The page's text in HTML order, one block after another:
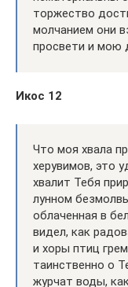
торжество
молчанием они
просвети и мою
Икос 12
Что моя хвала
херувимов, это
хвалит Тебя
лунном
облаченная в
видел, как
и хоры птиц
таинственно о
журчат воды,